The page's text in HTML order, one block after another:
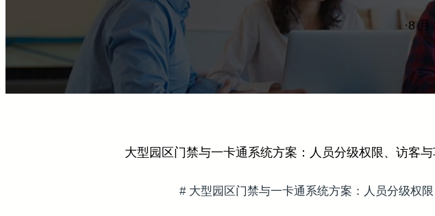
·8 月
大型园区门禁与一卡通系统方案：人员分级权限、访客
# 大型园区门禁与一卡通系统方案：人员分级权